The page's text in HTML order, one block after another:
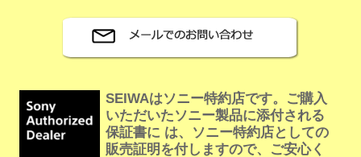
SEIWAはソニー特約店です。ご購入
いただいたソニー製品に添付される
保証書に は、ソニー特約店としての
販売証明を付しますので、ご安心く